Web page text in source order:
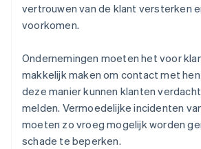
vertrouwen van de klant versterken
voorkomen.
Ondernemingen moeten het voor
makkelijk maken om contact met
deze manier kunnen klanten
melden. Vermoedelijke incidenten
moeten zo vroeg mogelijk worden
schade te beperken.